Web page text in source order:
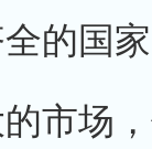
的国
场，